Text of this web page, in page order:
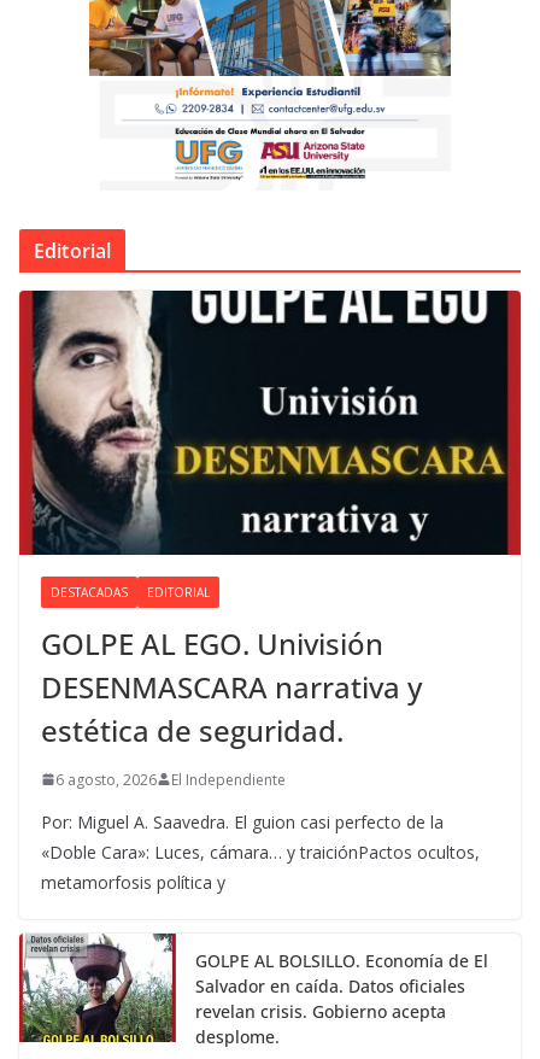
Editorial
DESTACADAS EDITORIAL
GOLPE AL EGO. Univisión
DESENMASCARA narrativa y
estética de seguridad.
6 agosto, 2026 El Independiente
Por: Miguel A. Saavedra. El guion casi perfecto de la
«Doble Cara»: Luces, cámara… y traiciónPactos ocultos,
metamorfosis política y
GOLPE AL BOLSILLO. Economía de El
Salvador en caída. Datos oficiales
revelan crisis. Gobierno acepta
desplome.